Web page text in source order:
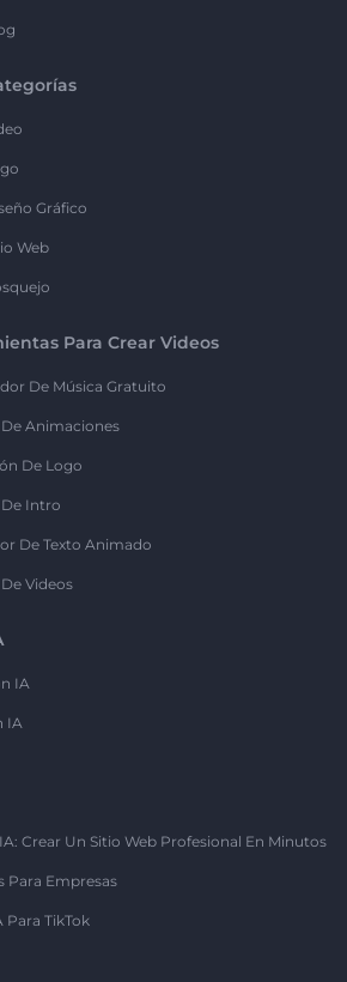
Gráfico
Web
Para Crear Videos
De Música Gratuito
Animaciones
De Logo
Intro
De Texto Animado
Videos
IA
IA
Crear Un Sitio Web Profesional En Minutos
Para Empresas
Para TikTok